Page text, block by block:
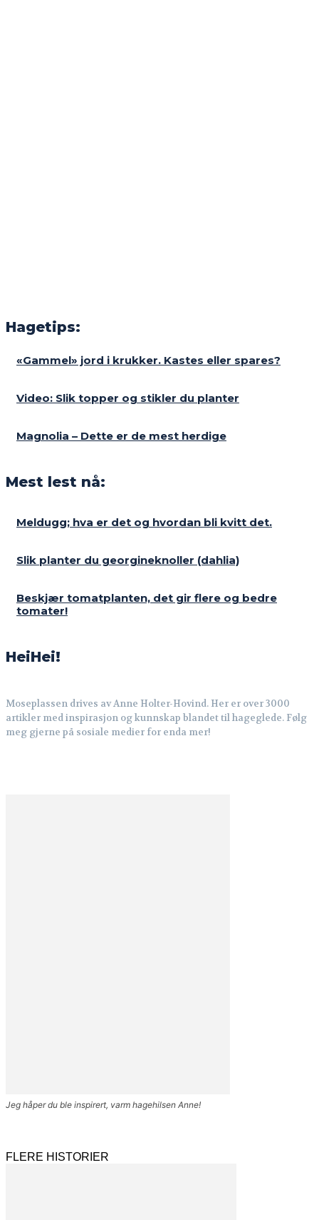
Hagetips:
«Gammel» jord i krukker. Kastes eller spares?
Video: Slik topper og stikler du planter
Magnolia – Dette er de mest herdige
Mest lest nå:
Meldugg; hva er det og hvordan bli kvitt det.
Slik planter du georgineknoller (dahlia)
Beskjær tomatplanten, det gir flere og bedre
tomater!
HeiHei!
Moseplassen drives av Anne Holter-Hovind. Her er over 3000
artikler med inspirasjon og kunnskap blandet til hageglede. Følg
meg gjerne på sosiale medier for enda mer!
Jeg håper du ble inspirert, varm hagehilsen Anne!
FLERE HISTORIER